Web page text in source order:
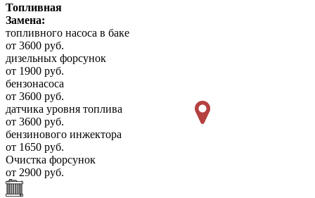
Топливная
Замена:
топливного насоса в баке
от 3600 руб.
дизельных форсунок
от 1900 руб.
бензонасоса
от 3600 руб.
датчика уровня топлива
от 3600 руб.
бензинового инжектора
от 1650 руб.
Очистка форсунок
от 2900 руб.